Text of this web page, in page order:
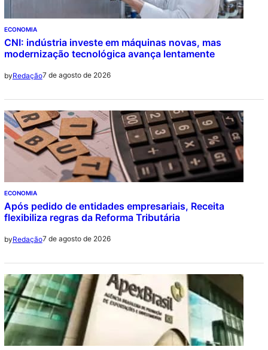
ECONOMIA
CNI: indústria investe em máquinas novas, mas
modernização tecnológica avança lentamente
byRedação7 de agosto de 2026
ECONOMIA
Após pedido de entidades empresariais, Receita
flexibiliza regras da Reforma Tributária
byRedação7 de agosto de 2026